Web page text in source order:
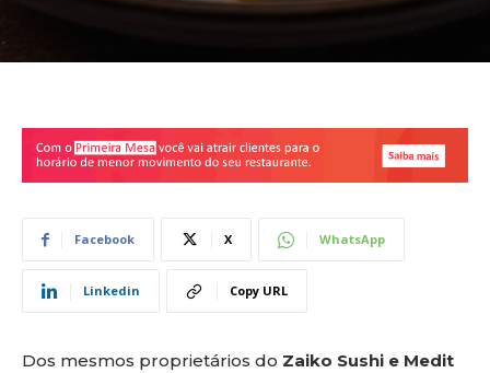
Facebook X WhatsApp
Linkedin Copy URL
Dos mesmos proprietários do Zaiko Sushi e Medit